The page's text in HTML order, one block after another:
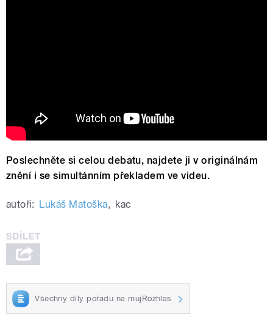
Poslechněte si celou debatu, najdete ji v originálnám
znění i se simultánním překladem ve videu.
autoři: Lukáš Matoška, kac
Všechny díly pořadu na mujRozhlas